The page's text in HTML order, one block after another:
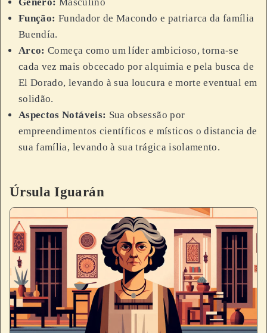
Gênero: Masculino
Função: Fundador de Macondo e patriarca da família
Buendía.
Arco: Começa como um líder ambicioso, torna-se
cada vez mais obcecado por alquimia e pela busca de
El Dorado, levando à sua loucura e morte eventual em
solidão.
Aspectos Notáveis: Sua obsessão por
empreendimentos científicos e místicos o distancia de
sua família, levando à sua trágica isolamento.
Úrsula Iguarán